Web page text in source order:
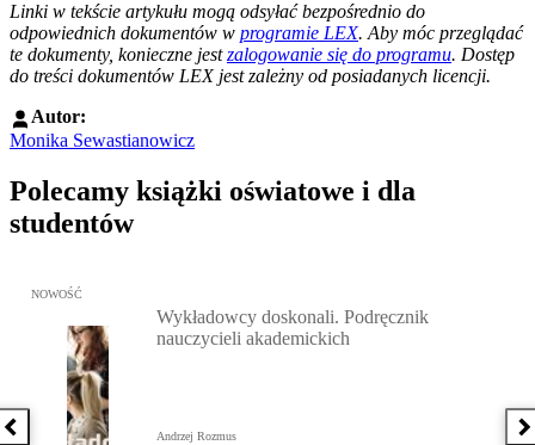
Linki w tekście artykułu mogą odsyłać bezpośrednio do
odpowiednich dokumentów w programie LEX. Aby móc przeglądać
te dokumenty, konieczne jestzalogowanie się do programu. Dostęp
do treści dokumentów LEX jest zależny od posiadanych licencji.
Autor:
Monika Sewastianowicz
Polecamy książki oświatowe i dla
studentów
Poprzednia książka
Przejdź do: Wykładowcy doskonali. Podręcznik nauczycieli
NOWOŚĆ
Wykładowcy doskonali. Podręcznik
nauczycieli akademickich
Andrzej Rozmus